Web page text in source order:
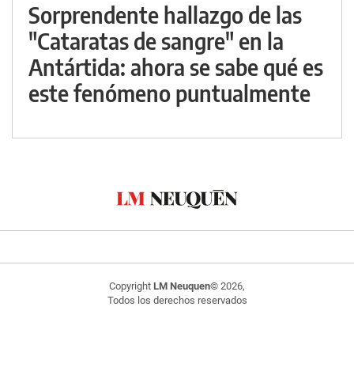
Sorprendente hallazgo de las
"Cataratas de sangre" en la
Antártida: ahora se sabe qué es
este fenómeno puntualmente
Copyright LM Neuquen© 2026,
Todos los derechos reservados